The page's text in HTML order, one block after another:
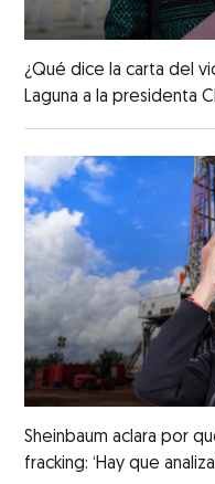
¿Qué dice la carta del
Laguna a la presidenta
Sheinbaum aclara por
fracking: ‘Hay que